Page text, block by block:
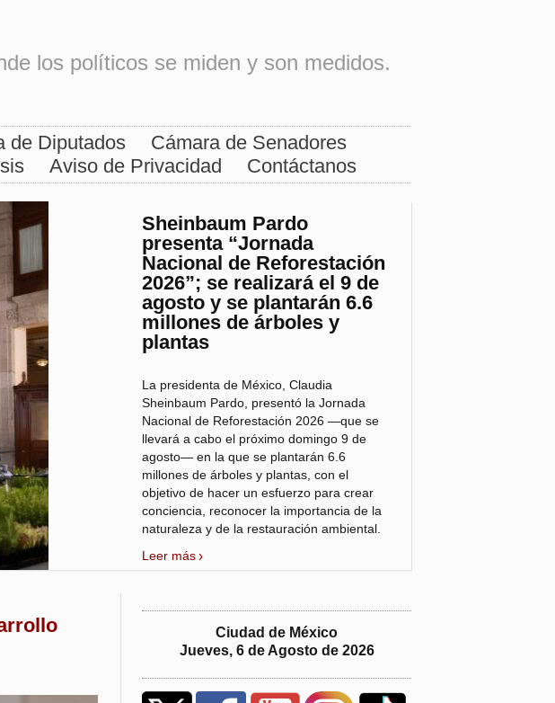
los políticos se miden y son medidos.
de Diputados
Cámara de Senadores
Aviso de Privacidad Contáctanos
Sheinbaum Pardo
presenta “Jornada
Nacional de Reforestación
2026”; se realizará el 9 de
agosto y se plantarán 6.6
millones de árboles y
plantas
La presidenta de México, Claudia
Sheinbaum Pardo, presentó la Jornada
Nacional de Reforestación 2026 —que se
llevará a cabo el próximo domingo 9 de
agosto— en la que se plantarán 6.6
millones de árboles y plantas, con el
objetivo de hacer un esfuerzo para crear
conciencia, reconocer la importancia de la
naturaleza y de la restauración ambiental.
Leer más
Ciudad de México
Jueves, 6 de Agosto de 2026